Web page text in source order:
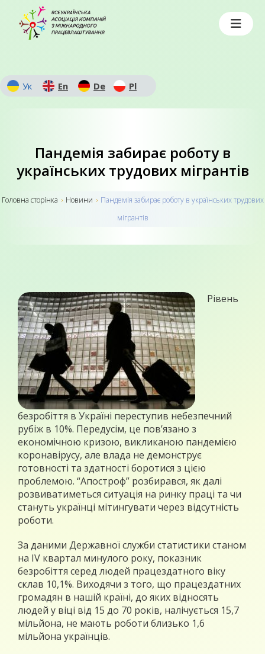
Ук En De Pl
Пандемія забирає роботу в
українських трудових мігрантів
Головна сторiнка › Новини › Пандемія забирає роботу в українських трудових
мігрантів
Рівень
безробіття в Україні переступив небезпечний
рубіж в 10%. Передусім, це пов’язано з
економічною кризою, викликаною пандемією
коронавірусу, але влада не демонструє
готовності та здатності боротися з цією
проблемою. “Апостроф” розбирався, як далі
розвиватиметься ситуація на ринку праці та чи
стануть українці мітингувати через відсутність
роботи.
За даними Державної служби статистики станом
на IV квартал минулого року, показник
безробіття серед людей працездатного віку
склав 10,1%. Виходячи з того, що працездатних
громадян в нашій країні, до яких відносять
людей у віці від 15 до 70 років, налічується 15,7
мільйона, не мають роботи близько 1,6
мільйона українців.